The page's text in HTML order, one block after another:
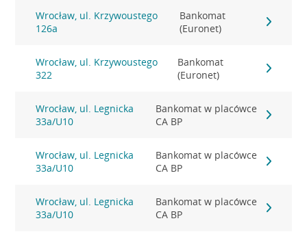
Wrocław, ul. Krzywoustego
126a
Bankomat
(Euronet)
Wrocław, ul. Krzywoustego
322
Bankomat
(Euronet)
Wrocław, ul. Legnicka
33a/U10
Bankomat w placówce
CA BP
Wrocław, ul. Legnicka
33a/U10
Bankomat w placówce
CA BP
Wrocław, ul. Legnicka
33a/U10
Bankomat w placówce
CA BP